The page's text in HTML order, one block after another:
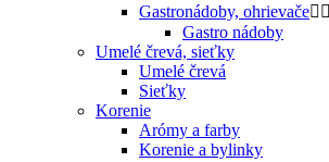
Gastronádoby, ohrievače 
Gastro nádoby
Umelé črevá, sieťky
Umelé črevá
Sieťky
Korenie
Arómy a farby
Korenie a bylinky